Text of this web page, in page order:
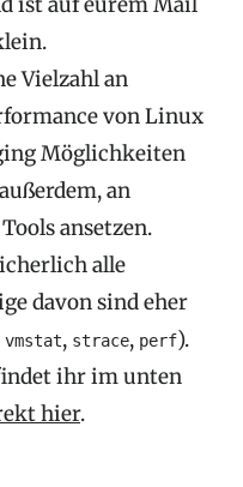
Vielzahl an
von Linux
Möglichkeiten
an
ansetzen.
alle
davon sind eher
vmstat, strace, perf).
ihr im unten
hier.